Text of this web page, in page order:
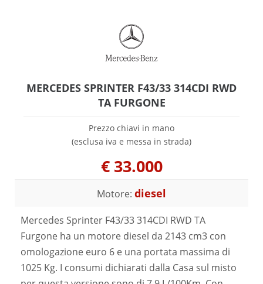
MERCEDES SPRINTER F43/33 314CDI RWD
TA FURGONE
Prezzo chiavi in mano
(esclusa iva e messa in strada)
€ 33.000
Motore: diesel
Mercedes Sprinter F43/33 314CDI RWD TA
Furgone ha un motore diesel da 2143 cm3 con
omologazione euro 6 e una portata massima di
1025 Kg. I consumi dichiarati dalla Casa sul misto